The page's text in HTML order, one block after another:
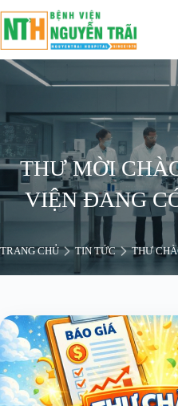
đến
phần
nội
dung
THƯ MỜI
VIỆN ĐANG
SỬA CHỮA,
KHÁM DỊCH
TRANG CHỦ TIN TỨC THƯ